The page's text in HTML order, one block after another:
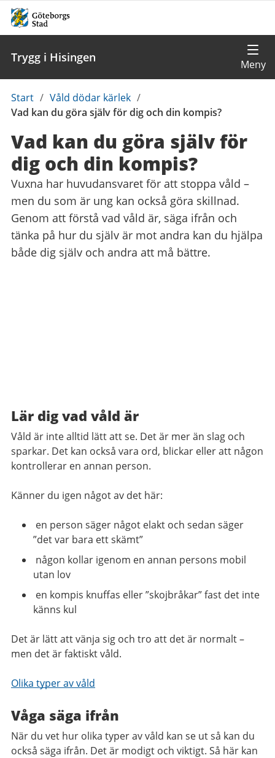
Trygg i Hisingen
Du
är
Start / Våld dödar kärlek /
Vad kan du göra själv för dig och din kompis?
Vad kan du göra själv för
dig och din kompis?
Vuxna har huvudansvaret för att stoppa våld –
men du som är ung kan också göra skillnad.
Genom att förstå vad våld är, säga ifrån och
tänka på hur du själv är mot andra kan du hjälpa
både dig själv och andra att må bättre.
Lär dig vad våld är
Våld är inte alltid lätt att se. Det är mer än slag och
sparkar. Det kan också vara ord, blickar eller att någon
kontrollerar en annan person.
Känner du igen något av det här:
en person säger något elakt och sedan säger
”det var bara ett skämt”
någon kollar igenom en annan persons mobil
utan lov
en kompis knuffas eller ”skojbråkar” fast det inte
känns kul
Det är lätt att vänja sig och tro att det är normalt –
men det är faktiskt våld.
Olika typer av våld
Våga säga ifrån
När du vet hur olika typer av våld kan se ut så kan du
också säga ifrån. Det är modigt och viktigt. Så här kan